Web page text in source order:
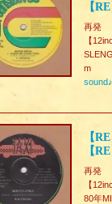
【
再発
【
m
sound♪
【
【
再発
【
80年